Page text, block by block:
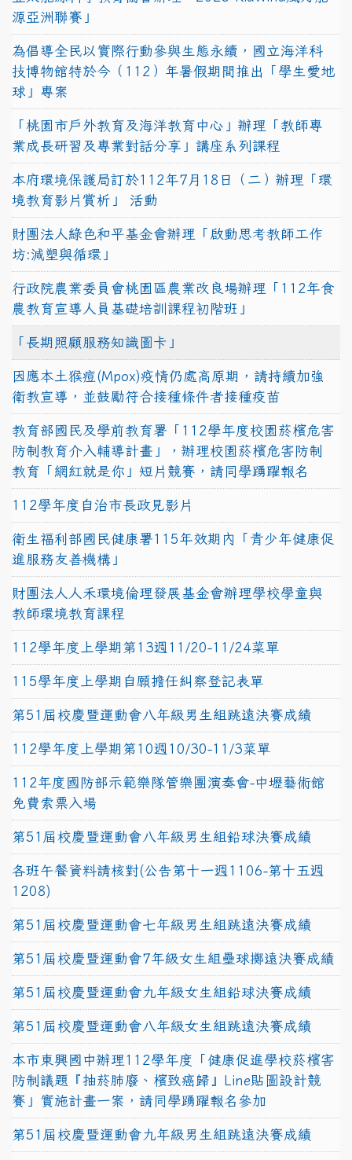
源亞洲聯賽」
為倡導全民以實際行動參與生態永續，國立海洋科
技博物館特於今（112）年暑假期間推出「學生愛地
球」專案
「桃園市戶外教育及海洋教育中心」辦理「教師專
業成長研習及專業對話分享」講座系列課程
本府環境保護局訂於112年7月18日（二）辦理「環
境教育影片賞析」 活動
財團法人綠色和平基金會辦理「啟動思考教師工作
坊:減塑與循環」
行政院農業委員會桃園區農業改良場辦理「112年食
農教育宣導人員基礎培訓課程初階班」
「長期照顧服務知識圖卡」
因應本土猴痘(Mpox)疫情仍處高原期，請持續加強
衛教宣導，並鼓勵符合接種條件者接種疫苗
教育部國民及學前教育署「112學年度校園菸檳危害
防制教育介入輔導計畫」，辦理校園菸檳危害防制
教育「網紅就是你」短片競賽，請同學踴躍報名
112學年度自治市長政見影片
衛生福利部國民健康署115年效期內「青少年健康促
進服務友善機構」
財團法人人禾環境倫理發展基金會辦理學校學童與
教師環境教育課程
112學年度上學期第13週11/20-11/24菜單
115學年度上學期自願擔任糾察登記表單
第51屆校慶暨運動會八年級男生組跳遠決賽成績
112學年度上學期第10週10/30-11/3菜單
112年度國防部示範樂隊管樂團演奏會-中壢藝術館
免費索票入場
第51屆校慶暨運動會八年級男生組鉛球決賽成績
各班午餐資料請核對(公告第十一週1106-第十五週
1208)
第51屆校慶暨運動會七年級男生組跳遠決賽成績
第51屆校慶暨運動會7年級女生組壘球擲遠決賽成績
第51屆校慶暨運動會九年級女生組鉛球決賽成績
第51屆校慶暨運動會八年級女生組跳遠決賽成績
本市東興國中辦理112學年度「健康促進學校菸檳害
防制議題『抽菸肺廢、檳致癌歸』Line貼圖設計競
賽」實施計畫一案，請同學踴躍報名參加
第51屆校慶暨運動會九年級男生組跳遠決賽成績